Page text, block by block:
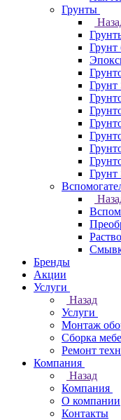
Грунты
Бренды
Акции
Услуги
Назад
Услуги
Монтаж
Сборка
Ремонт
Компания
Назад
Компания
О компании
Контакты